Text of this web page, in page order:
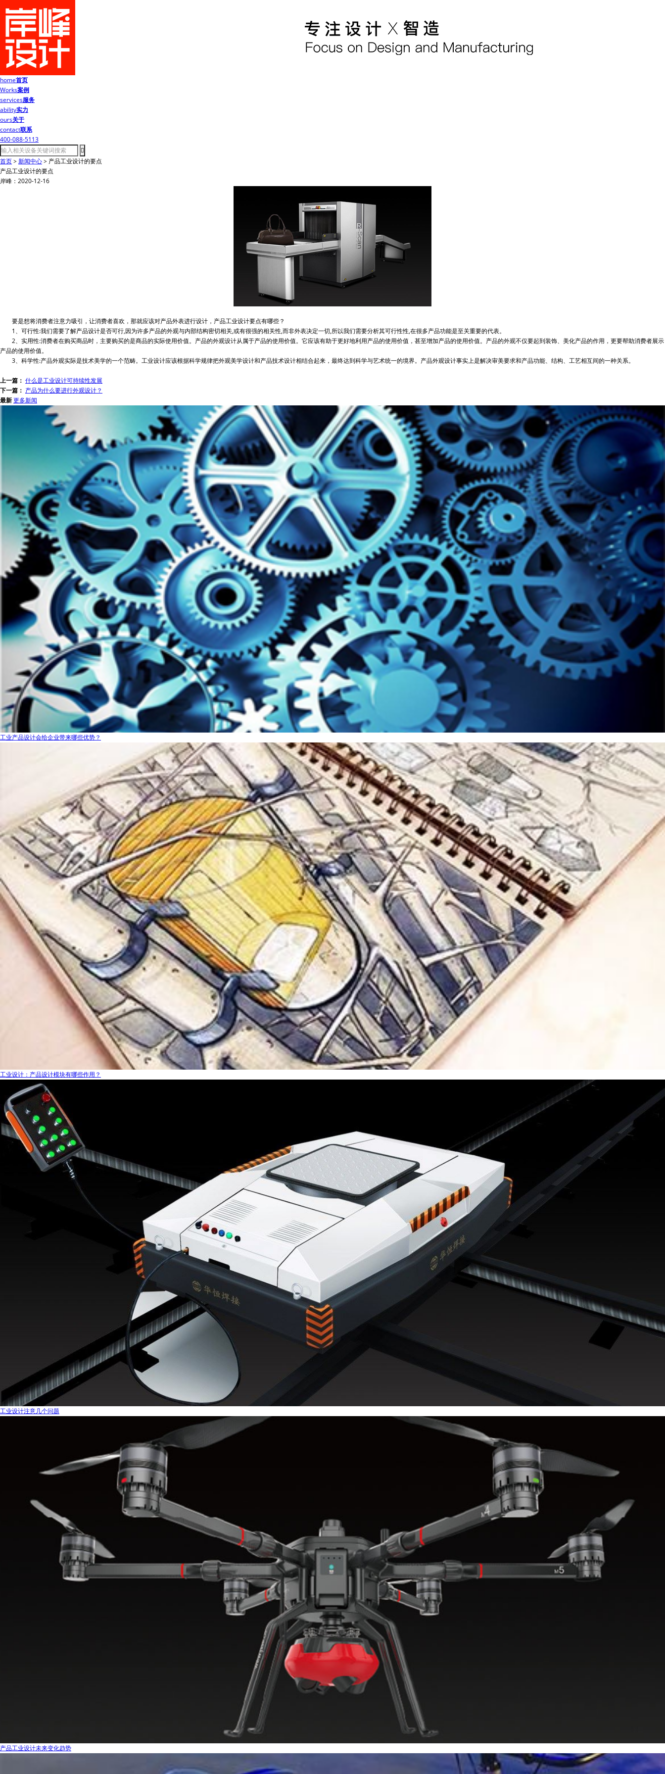
home首页
Works案例
services服务
ability实力
ours关于
contact联系
400-088-5113
首页> 新闻中心> 产品工业设计的要点
产品工业设计的要点
岸峰：2020-12-16
要是想将消费者注意力吸引，让消费者喜欢，那就应该对产品外表进行设计，产品工业设计要点有哪些？
1、可行性:我们需要了解产品设计是否可行,因为许多产品的外观与内部结构密切相关,或有很强的相关性,而非外表决定一切,所以我们需要分析其可行性性,在很多产品功能是至关重要的代表。
2、实用性:消费者在购买商品时，主要购买的是商品的实际使用价值。产品的外观设计从属于产品的使用价值。它应该有助于更好地利用产品的使用价值，甚至增加产品的使用价值。产品的外观不仅要起到装饰、美化产品的作用，更要帮助消费者展示
产品的使用价值。
3、科学性:产品外观实际是技术美学的一个范畴。工业设计应该根据科学规律把外观美学设计和产品技术设计相结合起来，最终达到科学与艺术统一的境界。产品外观设计事实上是解决审美要求和产品功能、结构、工艺相互间的一种关系。
上一篇： 什么是工业设计可持续性发展
下一篇： 产品为什么要进行外观设计？
最新更多新闻
工业产品设计会给企业带来哪些优势？
工业设计：产品设计模块有哪些作用？
工业设计注意几个问题
产品工业设计未来变化趋势